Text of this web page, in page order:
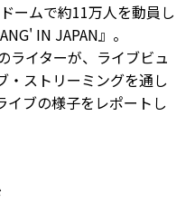
ームで約11万人を動員し
IN JAPAN』。
ライターが、ライブビュ
・ストリーミングを通し
イブの様子をレポートし